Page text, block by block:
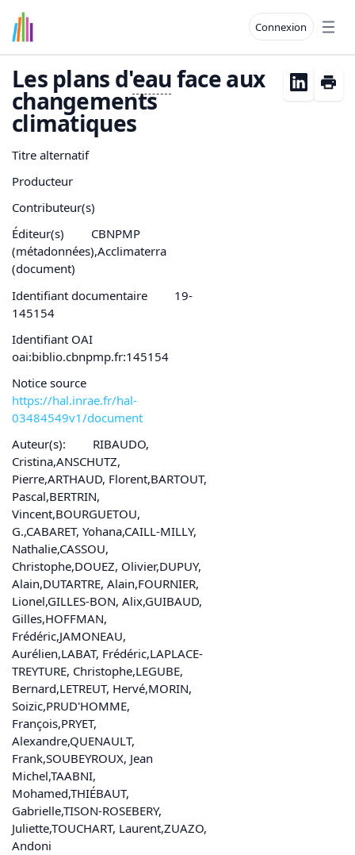
Connexion
Les plans d'eauface aux
changements
climatiques
Titre alternatif
Producteur
Contributeur(s)
Éditeur(s)
CBNPMP
(métadonnées),Acclimaterra
(document)
Identifiant documentaire
19-
145154
Identifiant OAI
oai:biblio.cbnpmp.fr:145154
Notice source
https://hal.inrae.fr/hal-
03484549v1/document
Auteur(s):
RIBAUDO,
Cristina,ANSCHUTZ,
Pierre,ARTHAUD, Florent,BARTOUT,
Pascal,BERTRIN,
Vincent,BOURGUETOU,
G.,CABARET, Yohana,CAILL-MILLY,
Nathalie,CASSOU,
Christophe,DOUEZ, Olivier,DUPUY,
Alain,DUTARTRE, Alain,FOURNIER,
Lionel,GILLES-BON, Alix,GUIBAUD,
Gilles,HOFFMAN,
Frédéric,JAMONEAU,
Aurélien,LABAT, Frédéric,LAPLACE-
TREYTURE, Christophe,LEGUBE,
Bernard,LETREUT, Hervé,MORIN,
Soizic,PRUD'HOMME,
François,PRYET,
Alexandre,QUENAULT,
Frank,SOUBEYROUX, Jean
Michel,TAABNI,
Mohamed,THIÉBAUT,
Gabrielle,TISON-ROSEBERY,
Juliette,TOUCHART, Laurent,ZUAZO,
Andoni